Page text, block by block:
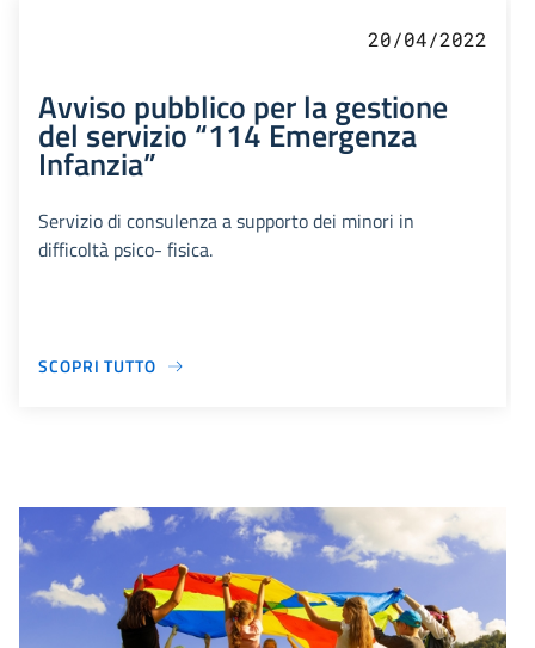
20/04/2022
Avviso pubblico per la gestione
del servizio “114 Emergenza
Infanzia”
Servizio di consulenza a supporto dei minori in
difficoltà psico- fisica.
SCOPRI TUTTO